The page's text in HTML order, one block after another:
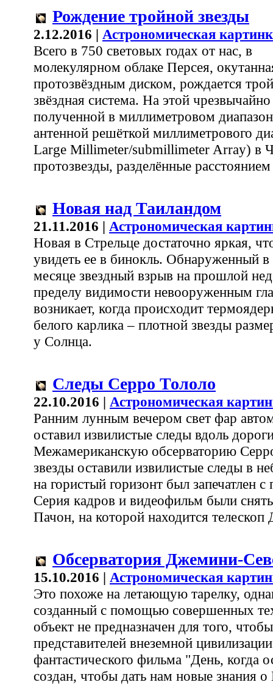
Рождение тройной звезды
2.12.2016 | Астрономическая
Всего в 750 световых годах от нас, в
молекулярном облаке Персея,
протозвёздным диском, рождается
звёздная система. На этой
полученной в миллиметровом
антенной решёткой миллиметрового
Large Millimeter/submillimeter Array) в
протозвезды, разделённые
Новая над Таиландом
21.11.2016 | Астрономическая
Новая в Стрельце достаточно яркая,
увидеть ее в бинокль. Обнаруженный
месяце звездный взрыв на прошлой
пределу видимости невооруженным
возникает, когда происходит
белого карлика – плотной звезды
у Солнца.
Следы Серро Тололо
22.10.2016 | Астрономическая
Ранним лунным вечером свет фар
оставил извилистые следы вдоль
Межамериканскую обсерваторию
звезды оставили извилистые следы в
на гористый горизонт был запечатлен
Серия кадров и видеофильм были
Пачон, на которой находится
Обсерватория Джемини-
15.10.2016 | Астрономическая
Это похоже на летающую тарелку,
созданный с помощью совершенных
объект не предназначен для того,
представителей внеземной
фантастического фильма "День, когда
создан, чтобы дать нам новые знания о